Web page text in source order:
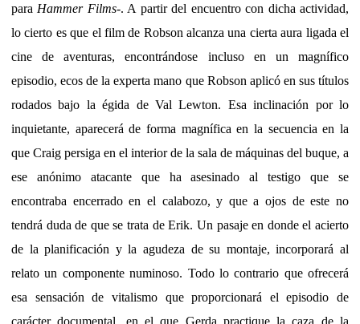
para Hammer Films-. A partir del encuentro con dicha actividad,
lo cierto es que el film de Robson alcanza una cierta aura ligada el
cine de aventuras, encontrándose incluso en un magnífico
episodio, ecos de la experta mano que Robson aplicó en sus títulos
rodados bajo la égida de Val Lewton. Esa inclinación por lo
inquietante, aparecerá de forma magnífica en la secuencia en la
que Craig persiga en el interior de la sala de máquinas del buque, a
ese anónimo atacante que ha asesinado al testigo que se
encontraba encerrado en el calabozo, y que a ojos de este no
tendrá duda de que se trata de Erik. Un pasaje en donde el acierto
de la planificación y la agudeza de su montaje, incorporará al
relato un componente numinoso. Todo lo contrario que ofrecerá
esa sensación de vitalismo que proporcionará el episodio de
carácter documental, en el que Gerda practique la caza de la